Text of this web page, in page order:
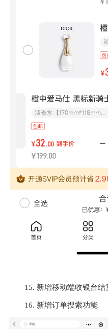
15. 新增移动端收银台结
16. 新增订单搜索功能